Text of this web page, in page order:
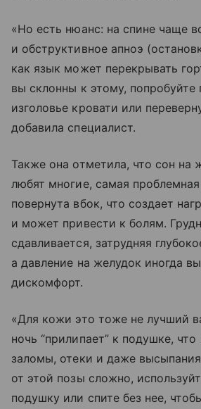
«Но есть нюанс: на спине чаще
и обструктивное апноэ
как язык может перекрывать
вы склонны к этому, попробуйте
изголовье кровати или
добавила специалист.
Также она отметила, что сон на
любят многие, самая
повернута вбок, что создает
и может привести к болям.
сдавливается, затрудняя
а давление на желудок иногда
дискомфорт.
«Для кожи это тоже не лучший
ночь “прилипает” к подушке,
заломы, отеки и даже
от этой позы сложно,
подушку или спите без нее,